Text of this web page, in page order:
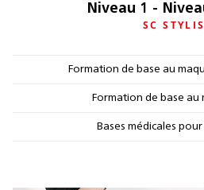
Niveau 1 -
SC
Formation de base au
Formation de base au
Bases médicales